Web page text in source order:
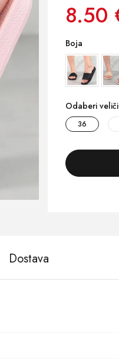
8.50
Boja
Odaberi
36
Dostava